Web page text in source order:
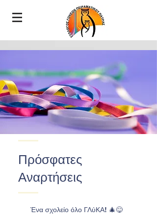
Πρόσφατες
Αναρτήσεις
Ένα σχολείο όλο ΓΛύΚΑ! 🎄😋